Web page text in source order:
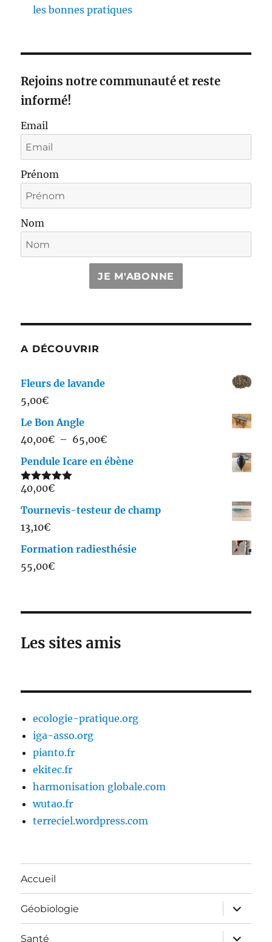
les bonnes pratiques
Rejoins notre communauté et reste
informé!
Email
Prénom
Nom
JE M'ABONNE
A DÉCOUVRIR
Fleurs de lavande
5,00€
Le Bon Angle
40,00€ – 65,00€Plage
de
à
Pendule Icare en ébène
Note5.00
40,00€
Tournevis-testeur de champ
13,10€
Formation radiesthésie
55,00€
Les sites amis
ecologie-pratique.org
iga-asso.org
pianto.fr
ekitec.fr
harmonisation globale.com
wutao.fr
terreciel.wordpress.com
Accueil
Géobiologie
ouvrir
le
sous-
menu
Santé
ouvrir